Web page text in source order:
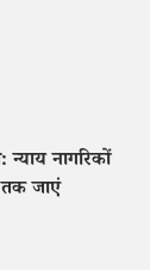
नागरिकों
जाएं